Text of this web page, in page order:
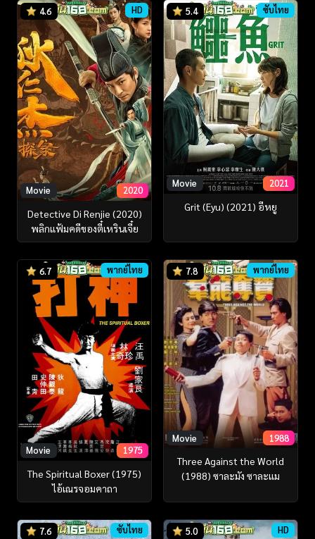
4.6 HD
Movie 2020
Detective Di Renjie (2020)
พลิกแฟ้มคดีของตี๋เหรินเจี๋ย
5.4 ซับไทย
Movie 2021
Grit (Eyu) (2021) อีหยู
6.7 พากย์ไทย
Movie 1975
The Spiritual Boxer (1975)
ไอ้เณรจอมคาถา
7.8 พากย์ไทย
Movie 1988
Three Against the World
(1988) ซาละมัง ซาละแม
7.6 ซับไทย 5.0 HD